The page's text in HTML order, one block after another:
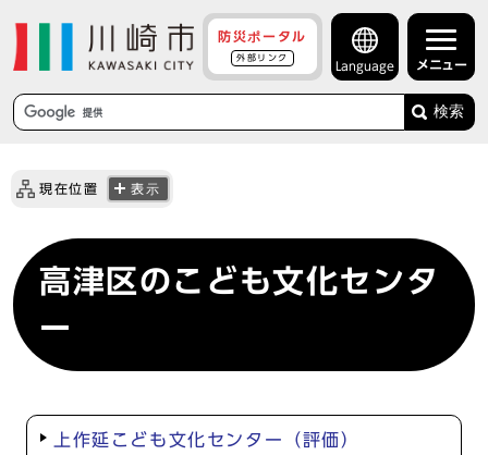
防災ポータル
外部リンク
Language メニュー
検索
現在位置 表示
高津区のこども文化センタ
ー
上作延こども文化センター（評価）